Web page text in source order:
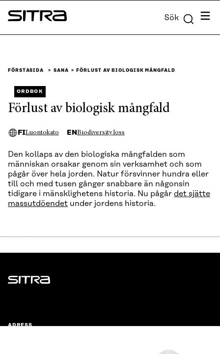
Skip to
content
Sitra Sök Meny
FÖRSTASIDA SANA FÖRLUST AV BIOLOGISK MÅNGFALD
ORDBOK
Förlust av biologisk mångfald
FILuontokato EN Biodiversity loss
Den kollaps av den biologiska mångfalden som
människan orsakar genom sin verksamhet och som
pågår över hela jorden. Natur försvinner hundra eller
till och med tusen gånger snabbare än någonsin
tidigare i mänsklighetens historia. Nu pågår det sjätte
massutdöendet under jordens historia.
Sitra
ADRESS